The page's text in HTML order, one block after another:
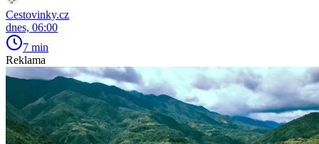
Cestovinky.cz
dnes, 06:00
7 min
Reklama